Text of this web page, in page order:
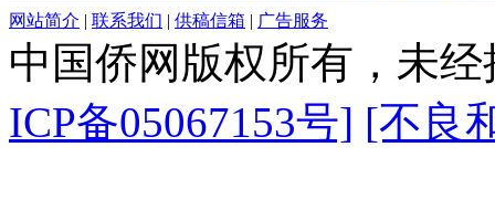
网站简介 | 联系我们 | 供稿信箱 | 广告服务
中国侨网版权所有，未
ICP备05067153号] [不良